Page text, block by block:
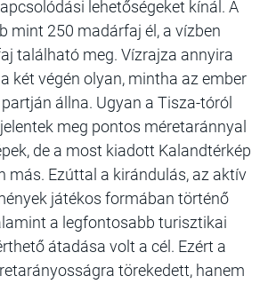
lehetőségeket kínál. A
mint 250 madárfaj él, a vízben
található meg. Vízrajza annyira
két végén olyan, mintha az ember
állna. Ugyan a Tisza-tóról
meg pontos méretaránnyal
de a most kiadott Kalandtérkép
más. Ezúttal a kirándulás, az aktív
játékos formában történő
a legfontosabb turisztikai
átadása volt a cél. Ezért a
törekedett, hanem